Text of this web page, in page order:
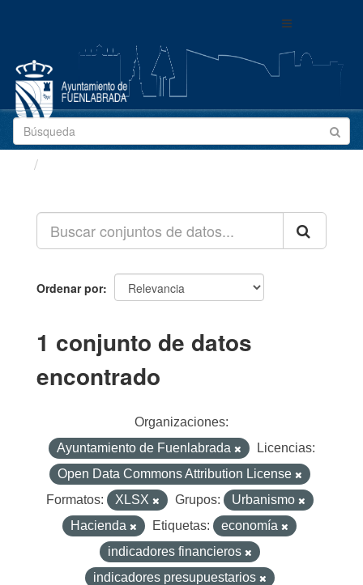
Toggle
Ordenar por
1 conjunto de datos
encontrado
Organizaciones:
Ayuntamiento de Fuenlabrada
Licencias:
Open Data Commons Attribution License
Formatos:
XLSX Grupos:
Urbanismo
Hacienda
Etiquetas:
economía
indicadores financieros
indicadores presupuestarios